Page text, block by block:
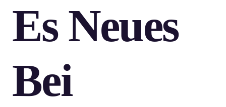
Es Neues
Bei